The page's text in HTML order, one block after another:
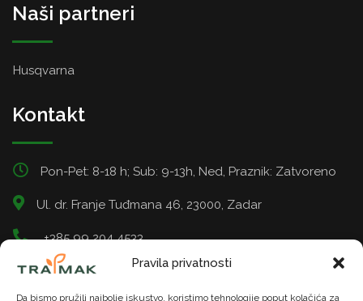
Pravila privatnosti
Da bismo pružili najbolje iskustvo, koristimo tehnologije poput kolačića za
Naši partneri
Husqvarna
Kontakt
Pon-Pet: 8-18 h; Sub: 9-13h, Ned, Praznik: Zatvoreno
Ul. dr. Franje Tuđmana 46, 23000, Zadar
+385 99 204 4533
info@tramak.hr